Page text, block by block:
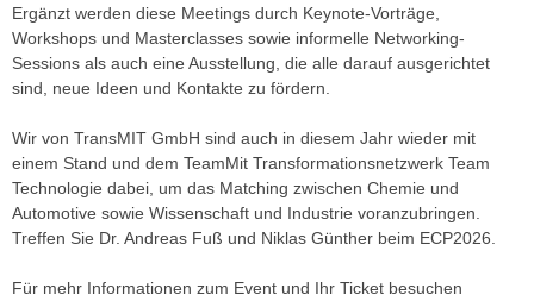
Ergänzt werden diese Meetings durch Keynote-Vorträge,
Workshops und Masterclasses sowie informelle Networking-
Sessions als auch eine Ausstellung, die alle darauf ausgerichtet
sind, neue Ideen und Kontakte zu fördern.
Wir von TransMIT GmbH sind auch in diesem Jahr wieder mit
einem Stand und dem TeamMit Transformationsnetzwerk Team
Technologie dabei, um das Matching zwischen Chemie und
Automotive sowie Wissenschaft und Industrie voranzubringen.
Treffen Sie Dr. Andreas Fuß und Niklas Günther beim ECP2026.
Für mehr Informationen zum Event und Ihr Ticket besuchen